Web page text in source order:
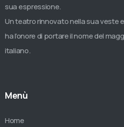
sua espressione.
Un teatro rinnovato nella sua veste
ha l’onore di portare il nome del
italiano.
Menù
Home